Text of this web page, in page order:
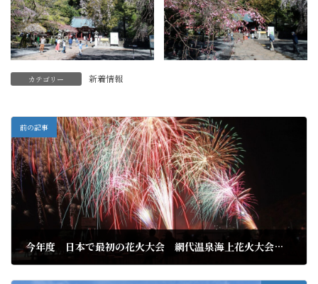
カテゴリー 新着情報
前の記事
今年度 日本で最初の花火大会 網代温泉海上花火大会開催